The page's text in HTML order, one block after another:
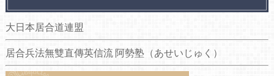
大日本居合道連盟
居合兵法無雙直傳英信流 阿勢塾（あせいじゅく）